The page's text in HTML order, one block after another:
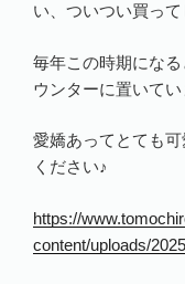
い、ついつい買って
毎年この時期にな
ウンターに置いてい
愛嬌あってとても
ください♪
https://
content/uploads/